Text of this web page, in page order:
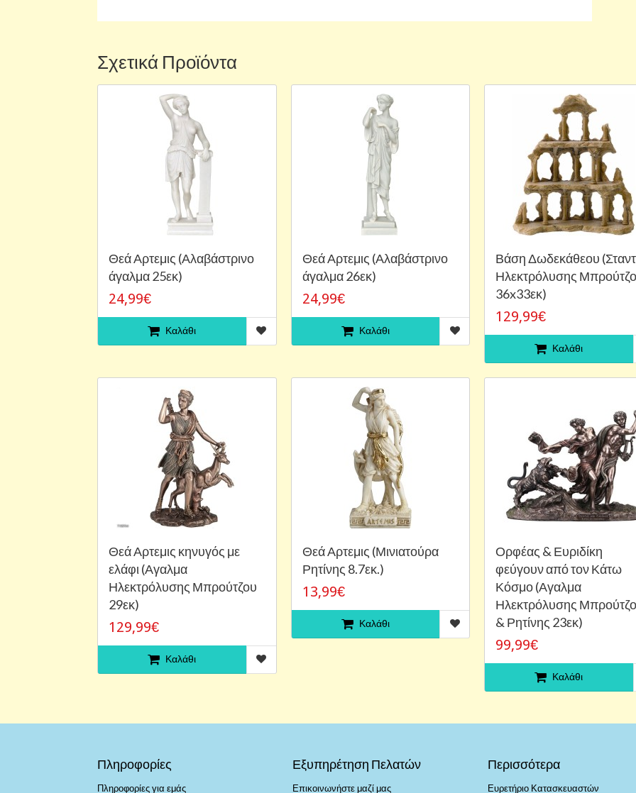
Σχετικά Προϊόντα
Θεά Αρτεμις (Αλαβάστρινο
άγαλμα 25εκ)
24,99€
Καλάθι
Θεά Αρτεμις (Αλαβάστρινο
άγαλμα 26εκ)
24,99€
Καλάθι
Βάση Δωδεκάθεου (Σταντ
Ηλεκτρόλυσης
36x33εκ)
129,99€
Καλάθι
Θεά Αρτεμις κηνυγός με
ελάφι (Αγαλμα
Ηλεκτρόλυσης Μπρούτζου
29εκ)
129,99€
Καλάθι
Θεά Αρτεμις (Μινιατούρα
Ρητίνης 8.7εκ.)
13,99€
Καλάθι
Ορφέας & Ευριδίκη
φεύγουν από τον Κάτω
Κόσμο (Αγαλμα
Ηλεκτρόλυσης
& Ρητίνης 23εκ)
99,99€
Καλάθι
Πληροφορίες
Πληροφορίες για εμάς
Εξυπηρέτηση Πελατών
Επικοινωνήστε μαζί μας
Περισσότερα
Ευρετήριο Κατασκευαστών